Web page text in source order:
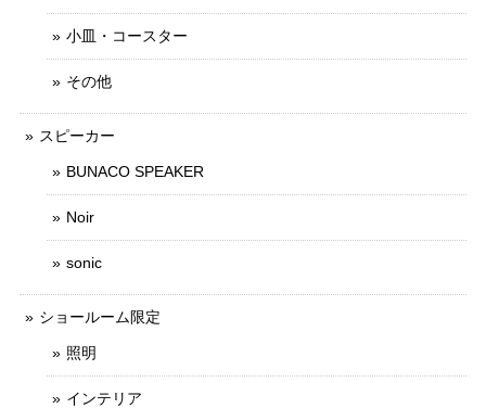
小皿・コースター
その他
スピーカー
BUNACO SPEAKER
Noir
sonic
ショールーム限定
照明
インテリア